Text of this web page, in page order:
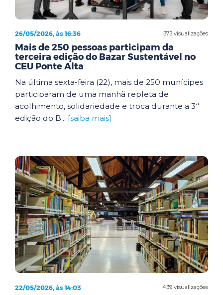
373 visualizações
26/05/2026, às 16:36
Mais de 250 pessoas participam da
terceira edição do Bazar Sustentável no
CEU Ponte Alta
Na última sexta-feira (22), mais de 250 munícipes
participaram de uma manhã repleta de
acolhimento, solidariedade e troca durante a 3ª
edição do B... [saiba mais]
439 visualizações
22/05/2026, às 14:03